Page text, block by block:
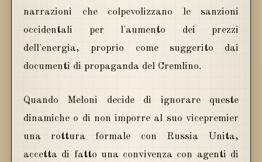
narrazioni che colpevolizzano le sanzioni
occidentali per l'aumento dei prezzi
dell'energia, proprio come suggerito dai
documenti di propaganda del Cremlino.
Quando Meloni decide di ignorare queste
dinamiche o di non imporre al suo vicepremier
una rottura formale con Russia Unita,
accetta di fatto una convivenza con agenti di